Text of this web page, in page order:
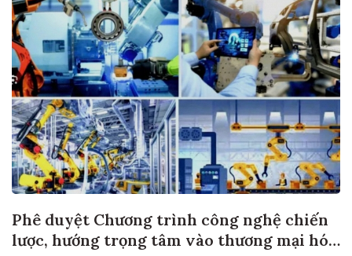
Phê duyệt Chương trình công nghệ chiến
lược, hướng trọng tâm vào thương mại hóa